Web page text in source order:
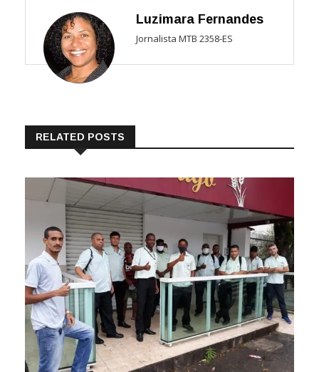
Luzimara Fernandes
Jornalista MTB 2358-ES
RELATED POSTS